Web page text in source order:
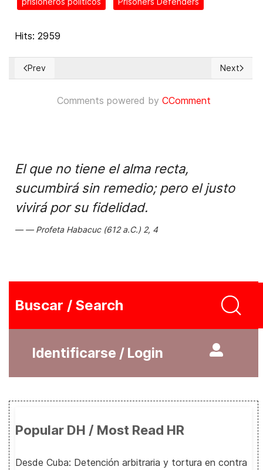
Hits: 2959
Previous article: AFGHANISTAN: Comment by UN High
Prev Next
Next
Comments powered by CComment
El que no tiene el alma recta,
sucumbirá sin remedio; pero el justo
vivirá por su fidelidad.
Profeta Habacuc (612 a.C.) 2, 4
Buscar / Search
Identificarse / Login
Popular DH / Most Read HR
Desde Cuba: Detención arbitraria y tortura en contra